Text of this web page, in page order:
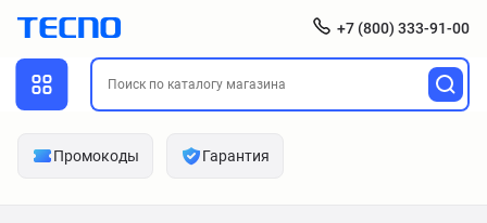
+7 (800) 333-91-00
Промокоды Гарантия